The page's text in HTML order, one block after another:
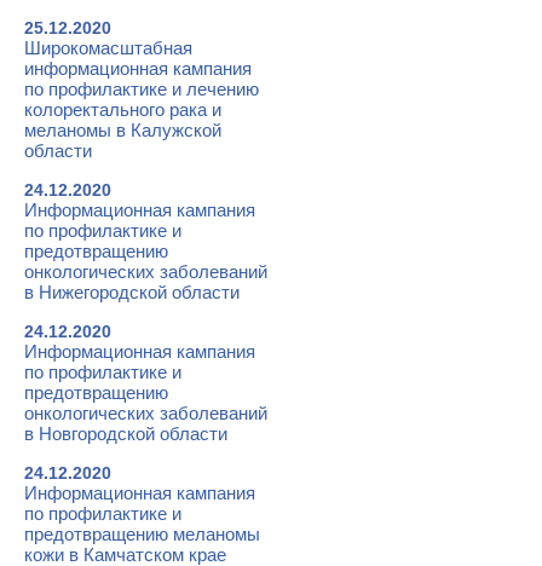
25.12.2020
Широкомасштабная
информационная кампания
по профилактике и лечению
колоректального рака и
меланомы в Калужской
области
24.12.2020
Информационная кампания
по профилактике и
предотвращению
онкологических заболеваний
в Нижегородской области
24.12.2020
Информационная кампания
по профилактике и
предотвращению
онкологических заболеваний
в Новгородской области
24.12.2020
Информационная кампания
по профилактике и
предотвращению меланомы
кожи в Камчатском крае